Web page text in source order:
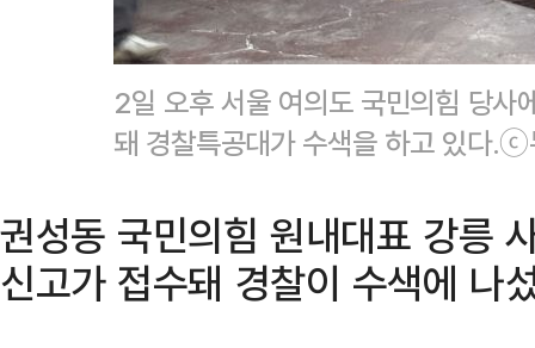
2일 오후 서울 여의도 국민의힘 당사
돼 경찰특공대가 수색을 하고 있다.ⓒ
권성동 국민의힘 원내대표 강릉
신고가 접수돼 경찰이 수색에 나